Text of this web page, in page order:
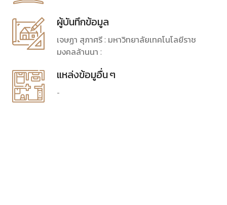
ผู้บันทึกข้อมูล
เจษฏา สุภาศรี : มหาวิทยาลัยเทคโนโลยีราช
มงคลล้านนา :
แหล่งข้อมูอื่น ๆ
-